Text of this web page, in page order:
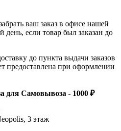
ваш заказ в офисе нашей
если товар был заказан до
до пункта выдачи заказов
предоставлена при оформлении
для Самовывоза - 1000 ₽
3 этаж